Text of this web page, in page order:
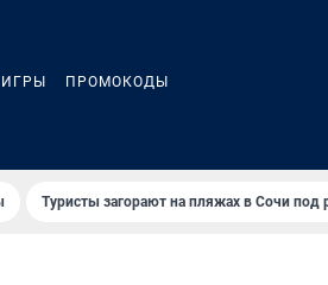
ИГРЫ ПРОМОКОДЫ
Туристы загорают на пляжах в Сочи под